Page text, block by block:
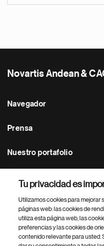
Novartis Andean &
Navegador
Prensa
Nuestro portafolio
Footer Site Search
Tu privacidad es
Utilizamos cookies para mejorar
páginas web: las cookies de
utiliza esta página web, las
preferencias y las cookies de
contenido relevante para usted.